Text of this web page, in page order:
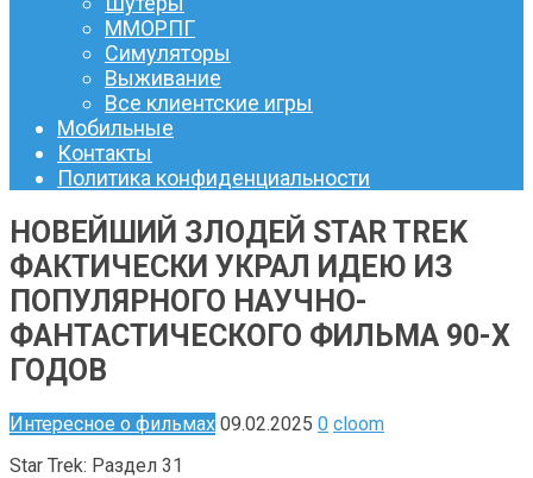
ММОРПГ
Симуляторы
Выживание
Все клиентские игры
Мобильные
Контакты
Политика конфиденциальности
НОВЕЙШИЙ ЗЛОДЕЙ STAR TREK
ФАКТИЧЕСКИ УКРАЛ ИДЕЮ ИЗ
ПОПУЛЯРНОГО НАУЧНО-
ФАНТАСТИЧЕСКОГО ФИЛЬМА 90-Х
ГОДОВ
Интересное о фильмах 09.02.2025 0 cloom
Star Trek: Раздел 31